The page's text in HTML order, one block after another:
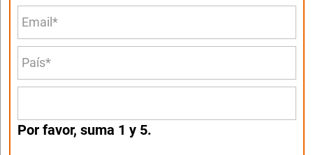
Por favor, suma 1 y 5.